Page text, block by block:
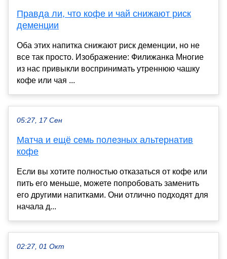
Правда ли, что кофе и чай снижают риск
деменции
Оба этих напитка снижают риск деменции, но не
все так просто. Изображение: Филижанка Многие
из нас привыкли воспринимать утреннюю чашку
кофе или чая ...
05:27, 17 Сен
Матча и ещё семь полезных альтернатив
кофе
Если вы хотите полностью отказаться от кофе или
пить его меньше, можете попробовать заменить
его другими напитками. Они отлично подходят для
начала д...
02:27, 01 Окт